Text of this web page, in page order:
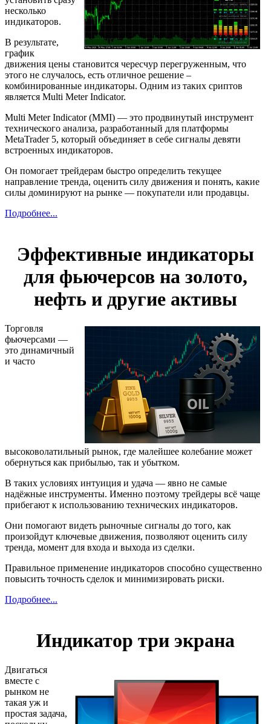
несколько
индикаторов.
В результате,
график
движения цены становится чересчур перегруженным, что
этого не случалось, есть отличное решение –
комбинированные индикаторы. Одним из таких сриптов
является Multi Meter Indicator.
Multi Meter Indicator (MMI) — это продвинутый инструмент
технического анализа, разработанный для платформы
MetaTrader 5, который объединяет в себе сигналы девяти
встроенных индикаторов.
Он помогает трейдерам быстро определить текущее
направление тренда, оценить силу движения и понять, какие
силы доминируют на рынке — покупатели или продавцы.
Подробнее...
Эффективные индикаторы
для фьючерсов на золото,
нефть и другие активы
Торговля
фьючерсами —
это динамичный
и часто
высоковолатильный рынок, где малейшее колебание может
обернуться как прибылью, так и убытком.
В таких условиях интуиция и удача — явно не самые
надёжные инструменты. Именно поэтому трейдеры всё чаще
прибегают к использованию технических индикаторов.
Они помогают видеть рыночные сигналы до того, как
произойдут ключевые движения, позволяют оценить силу
тренда, момент для входа и выхода из сделки.
Правильное применение индикаторов способно существенно
повысить точность сделок и минимизировать риски.
Подробнее...
Индикатор три экрана
Двигаться
вместе с
рынком не
такая уж и
простая задача,